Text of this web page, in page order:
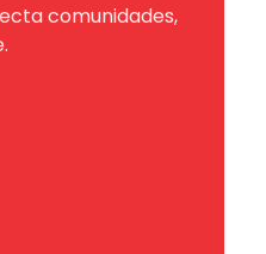
comunidades,